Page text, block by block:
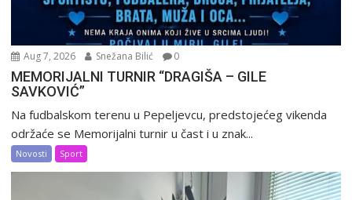
Aug 7, 2026 Snežana Bilić 0
MEMORIJALNI TURNIR “DRAGIŠA – GILE
SAVKOVIĆ”
Na fudbalskom terenu u Pepeljevcu, predstojećeg vikenda
održaće se Memorijalni turnir u čast i u znak...
Novosti Sport